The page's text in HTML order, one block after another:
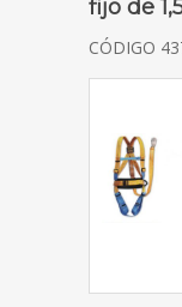
fijo de
CÓDIGO